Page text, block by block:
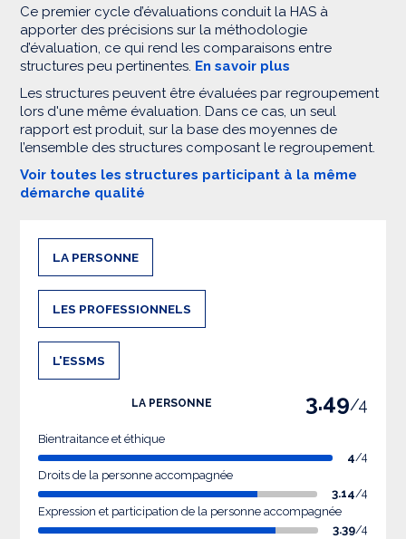
Ce premier cycle d’évaluations conduit la HAS à
apporter des précisions sur la méthodologie
d’évaluation, ce qui rend les comparaisons entre
structures peu pertinentes. En savoir plus
Les structures peuvent être évaluées par regroupement
lors d'une même évaluation. Dans ce cas, un seul
rapport est produit, sur la base des moyennes de
l’ensemble des structures composant le regroupement.
Voir toutes les structures participant à la même
démarche qualité
LA PERSONNE
LES PROFESSIONNELS
L'ESSMS
LA PERSONNE 3.49/4
Bientraitance et éthique
4/4
Droits de la personne accompagnée
3.14/4
Expression et participation de la personne accompagnée
3.39/4